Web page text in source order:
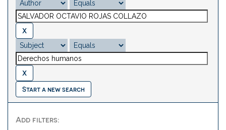
Start a new search
Add filters: